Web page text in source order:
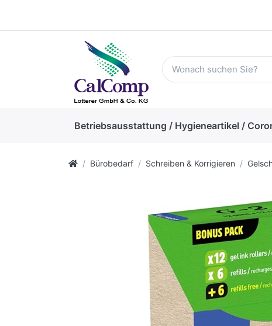
Betriebsausstattung / Hygieneartikel /
Bürobedarf Schreiben & Korrigieren